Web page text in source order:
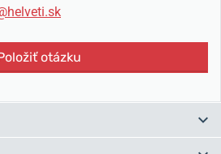
otázku
od roku 1861. Hodinky Junghans